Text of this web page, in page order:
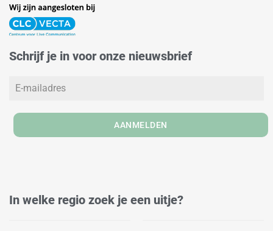
k
e
i
t
a
r
m
e
o
Schrijf je in voor onze nieuwsbrief
AANMELDEN
In welke regio zoek je een uitje?